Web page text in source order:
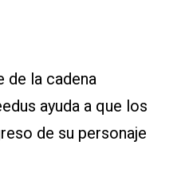
de la cadena
ayuda a que los
de su personaje